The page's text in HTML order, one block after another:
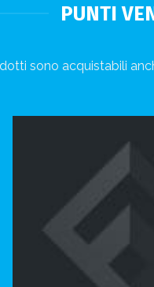
PUNTI
sono acquistabili